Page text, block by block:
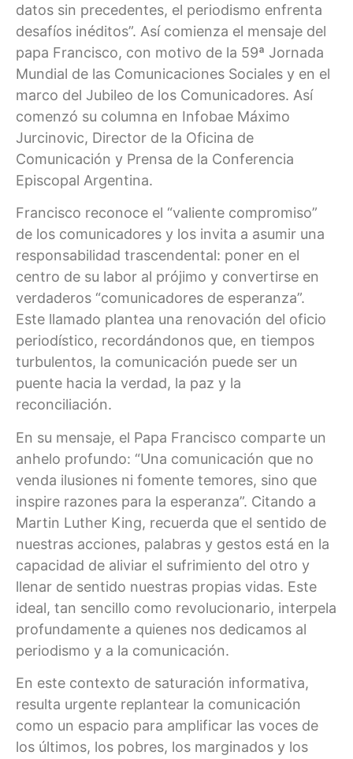
datos sin precedentes, el periodismo enfrenta
desafíos inéditos”. Así comienza el mensaje del
papa Francisco, con motivo de la 59ª Jornada
Mundial de las Comunicaciones Sociales y en el
marco del Jubileo de los Comunicadores. Así
comenzó su columna en Infobae Máximo
Jurcinovic, Director de la Oficina de
Comunicación y Prensa de la Conferencia
Episcopal Argentina.
Francisco reconoce el “valiente compromiso”
de los comunicadores y los invita a asumir una
responsabilidad trascendental: poner en el
centro de su labor al prójimo y convertirse en
verdaderos “comunicadores de esperanza”.
Este llamado plantea una renovación del oficio
periodístico, recordándonos que, en tiempos
turbulentos, la comunicación puede ser un
puente hacia la verdad, la paz y la
reconciliación.
En su mensaje, el Papa Francisco comparte un
anhelo profundo: “Una comunicación que no
venda ilusiones ni fomente temores, sino que
inspire razones para la esperanza”. Citando a
Martin Luther King, recuerda que el sentido de
nuestras acciones, palabras y gestos está en la
capacidad de aliviar el sufrimiento del otro y
llenar de sentido nuestras propias vidas. Este
ideal, tan sencillo como revolucionario, interpela
profundamente a quienes nos dedicamos al
periodismo y a la comunicación.
En este contexto de saturación informativa,
resulta urgente replantear la comunicación
como un espacio para amplificar las voces de
los últimos, los pobres, los marginados y los